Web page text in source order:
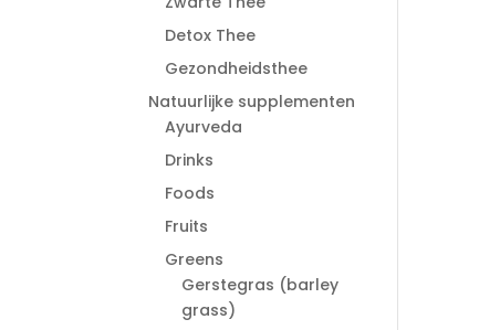
Detox Thee
Gezondheidsthee
Natuurlijke supplementen
Ayurveda
Drinks
Foods
Fruits
Greens
Gerstegras (barley
grass)